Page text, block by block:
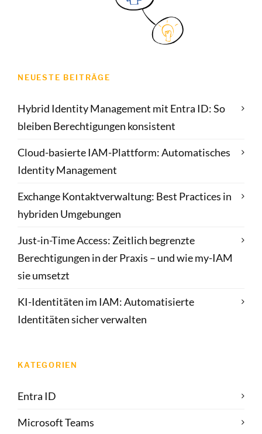
NEUESTE BEITRÄGE
Hybrid Identity Management mit Entra ID: So
bleiben Berechtigungen konsistent
Cloud-basierte IAM-Plattform: Automatisches
Identity Management
Exchange Kontaktverwaltung: Best Practices in
hybriden Umgebungen
Just-in-Time Access: Zeitlich begrenzte
Berechtigungen in der Praxis – und wie my-IAM
sie umsetzt
KI-Identitäten im IAM: Automatisierte
Identitäten sicher verwalten
KATEGORIEN
Entra ID
Microsoft Teams